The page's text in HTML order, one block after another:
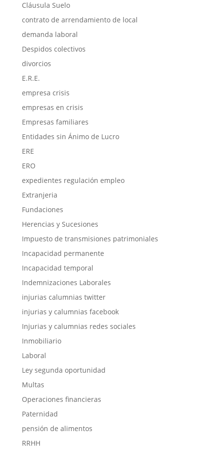
Cláusula Suelo
contrato de arrendamiento de local
demanda laboral
Despidos colectivos
divorcios
E.R.E.
empresa crisis
empresas en crisis
Empresas familiares
Entidades sin Ánimo de Lucro
ERE
ERO
expedientes regulación empleo
Extranjeria
Fundaciones
Herencias y Sucesiones
Impuesto de transmisiones patrimoniales
Incapacidad permanente
Incapacidad temporal
Indemnizaciones Laborales
injurias calumnias twitter
injurias y calumnias facebook
Injurias y calumnias redes sociales
Inmobiliario
Laboral
Ley segunda oportunidad
Multas
Operaciones financieras
Paternidad
pensión de alimentos
RRHH